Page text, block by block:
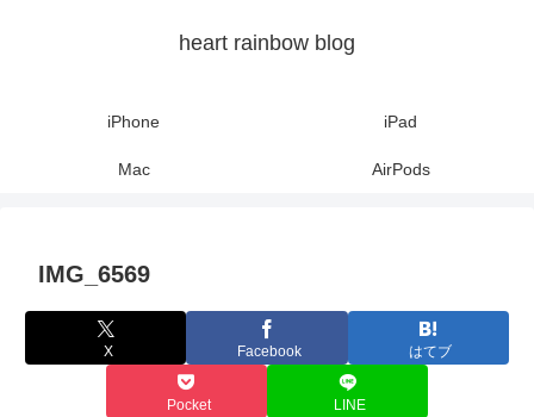
heart rainbow blog
iPhone iPad
Mac AirPods
IMG_6569
X Facebook はてブ
Pocket LINE